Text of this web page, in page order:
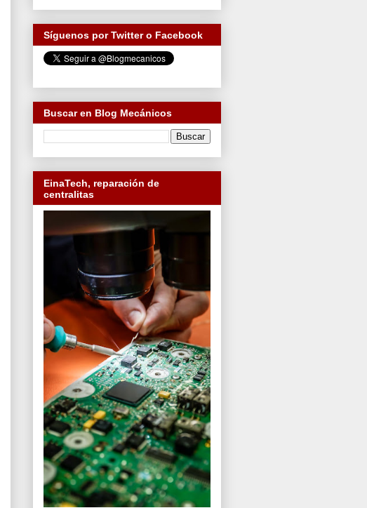
Síguenos por Twitter o Facebook
Buscar en Blog Mecánicos
EinaTech, reparación de
centralitas